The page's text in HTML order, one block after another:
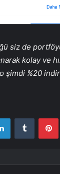
siz de
kolay ve
şimdi %20
LinkedInTumblr